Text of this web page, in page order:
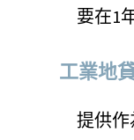
要在1
工業地
提供